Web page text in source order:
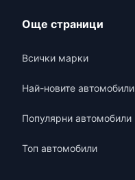
Още страници
Всички марки
Най-новите автомобили
Популярни автомобили
Топ автомобили